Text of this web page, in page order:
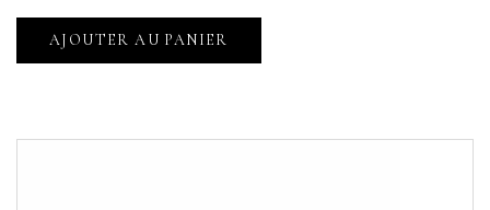
AJOUTER AU PANIER